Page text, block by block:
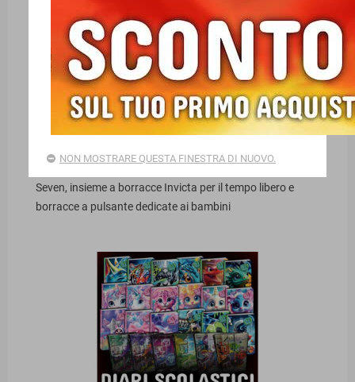
BORRACCE SEVEN INVICTA E SJ GANG PER
GRANDI E PICCINI
Seven, insieme a borracce Invicta per il tempo libero e
borracce a pulsante dedicate ai bambini
NON MOSTRARE QUESTA FINESTRA DI NUOVO.